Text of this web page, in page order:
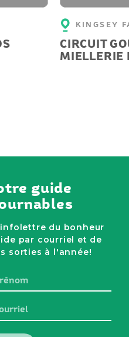
KINGSEY
CIRCUIT
MIELLERIE
guide
du bonheur
par courriel et de
sorties à l'année!